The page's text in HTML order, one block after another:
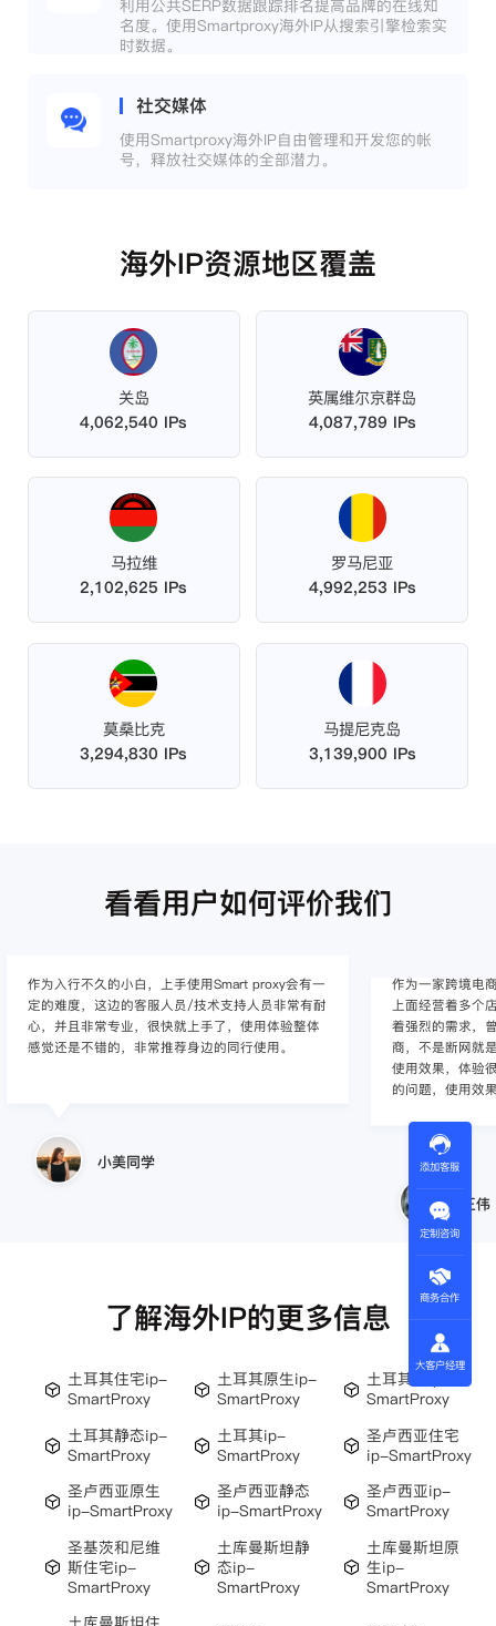
利用公共SERP数据跟踪排名提高品牌的在线知
名度。使用Smartproxy海外IP从搜索引擎检索实
时数据。
社交媒体
使用Smartproxy海外IP自由管理和开发您的帐
号，释放社交媒体的全部潜力。
海外IP资源地区覆盖
关岛
4,062,540 IPs
英属维尔京群岛
4,087,789 IPs
马拉维
2,102,625 IPs
罗马尼亚
4,992,253 IPs
莫桑比克
3,294,830 IPs
马提尼克岛
3,139,900 IPs
看看用户如何评价我们
作为一家跨境电商的资深运营，在海外的电商平台
上面经营着多个店铺，因此对海外IP代理这一块有
着强烈的需求，曾经尝试了多个知名的IP代理服务
商，不是断网就是卡，要么就是不稳定，非常影响
王伟
Smart proxy使用
不仅数量大、更
网络连接速度快
快，整体上来说
了解海外IP的更多信息
土耳其住宅ip-
SmartProxy
土耳其原生ip-
SmartProxy
土耳其的ip-
SmartProxy
土耳其静态ip-
SmartProxy
土耳其ip-
SmartProxy
圣卢西亚住宅
ip-SmartProxy
圣卢西亚原生
ip-SmartProxy
圣卢西亚静态
ip-SmartProxy
圣卢西亚ip-
SmartProxy
圣基茨和尼维
斯住宅ip-
SmartProxy
土库曼斯坦静
态ip-
SmartProxy
土库曼斯坦原
生ip-
SmartProxy
添加客服
定制咨询
商务合作
大客户经理